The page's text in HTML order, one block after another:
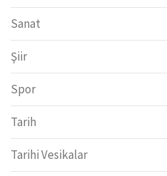
Sanat
Şiir
Spor
Tarih
Tarihi Vesikalar